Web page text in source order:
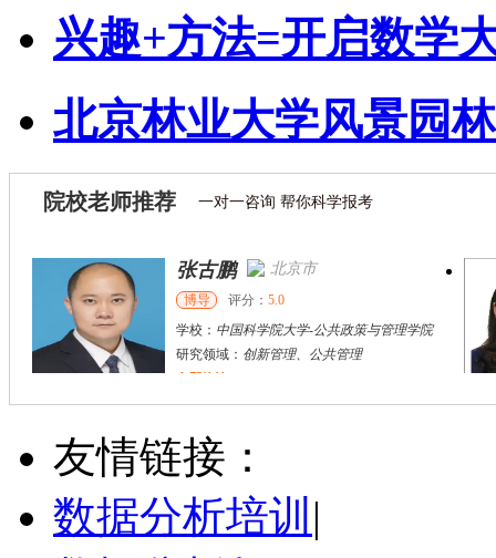
兴趣+方法=开启数学
北京林业大学风景园
院校老师推荐 一对一咨询 帮你科学报考
张古鹏 北京市
博导 评分： 5.0
学校： 中国科学院大学-公共政策与管理学院
研究领域： 创新管理、公共管理
李** 哈尔滨市
博导
学校：东北农业大学
立即咨询
友情链接：
数据分析培训 |